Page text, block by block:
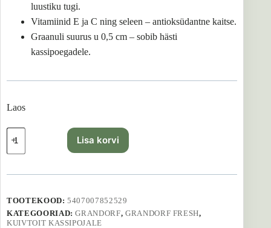
luustiku tugi.
Vitamiinid E ja C ning seleen – antioksüdantne kaitse.
Graanuli suurus u 0,5 cm – sobib hästi
kassipoegadele.
Laos
Grandorf
Fresh
Lamb
–
kogus
Lisa korvi
TOOTEKOOD:5407007852529
KATEGOORIAD:GRANDORF, GRANDORF FRESH,
KUIVTOIT KASSIPOJALE